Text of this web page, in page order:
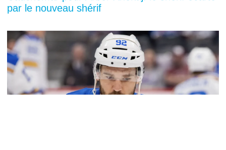
par le nouveau shérif